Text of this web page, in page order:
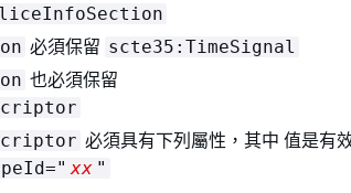
必須保留 scte35:TimeSignal
也必須保留
必須具有下列屬性，其中 值是有
xx "